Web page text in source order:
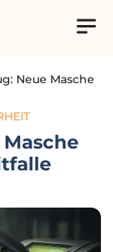
Neue Masche